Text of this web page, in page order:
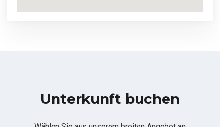
Unterkunft buchen